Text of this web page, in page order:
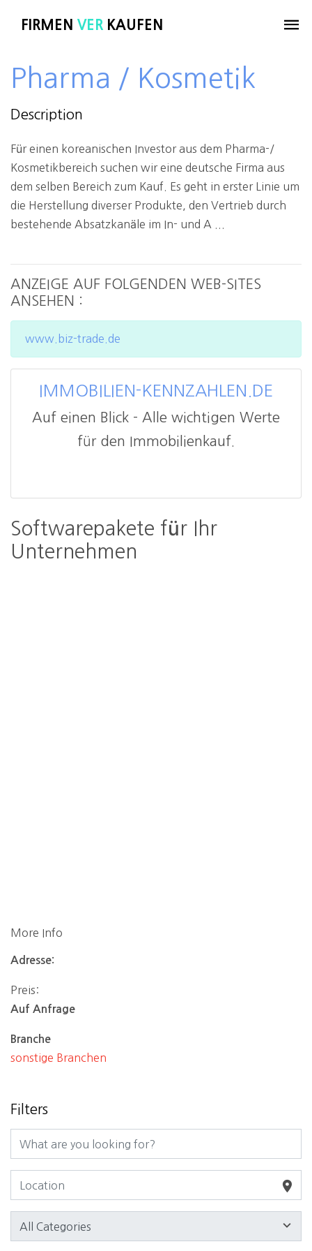
FIRMEN VER KAUFEN
Pharma / Kosmetik
Description
Für einen koreanischen Investor aus dem Pharma-/
Kosmetikbereich suchen wir eine deutsche Firma aus
dem selben Bereich zum Kauf. Es geht in erster Linie um
die Herstellung diverser Produkte, den Vertrieb durch
bestehende Absatzkanäle im In- und A ...
ANZEIGE AUF FOLGENDEN WEB-SITES
ANSEHEN :
www.biz-trade.de
IMMOBILIEN-KENNZAHLEN.DE
Auf einen Blick - Alle wichtigen Werte
für den Immobilienkauf.
Softwarepakete für Ihr
Unternehmen
More Info
Adresse:
Preis:
Auf Anfrage
Branche
sonstige Branchen
Filters